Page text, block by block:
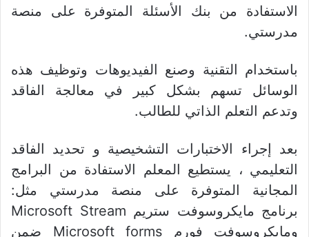
الاستفادة من بنك الأسئلة المتوفرة على منصة
مدرستي.
باستخدام التقنية وصنع الفيديوهات وتوظيف هذه
الوسائل تسهم بشكل كبير في معالجة الفاقد
وتدعم التعلم الذاتي للطالب.
بعد إجراء الاختبارات التشخيصية و تحديد الفاقد
التعليمي ، يستطيع المعلم الاستفادة من البرامج
المجانية المتوفرة على منصة مدرستي مثل:
برنامج مايكروسوفت ستريم Microsoft Stream
ومايكروسوفت فورم Microsoft forms ضمن